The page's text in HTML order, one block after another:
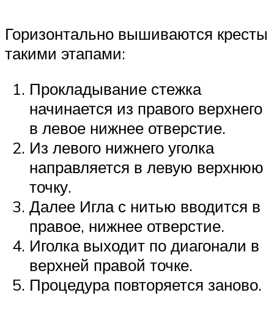
Горизонтально вышиваются кресты
такими этапами:
Прокладывание стежка
начинается из правого верхнего
в левое нижнее отверстие.
Из левого нижнего уголка
направляется в левую верхнюю
точку.
Далее Игла с нитью вводится в
правое, нижнее отверстие.
Иголка выходит по диагонали в
верхней правой точке.
Процедура повторяется заново.